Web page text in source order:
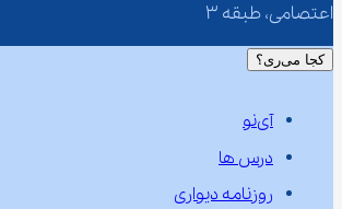
اعتصامی، طبقه 3
کجا می‌ری؟
آی‌نو
درس ها
روزنامه دیواری